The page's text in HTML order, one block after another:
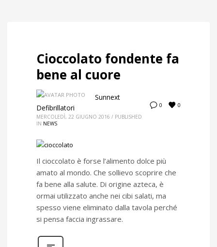
Cioccolato fondente fa
bene al cuore
0 0
Sunnext
Defibrillatori
MERCOLEDÌ, 22 GIUGNO 2016 / PUBLISHED
IN NEWS
Il cioccolato è forse l’alimento dolce più
amato al mondo. Che sollievo scoprire che
fa bene alla salute. Di origine azteca, è
ormai utilizzato anche nei cibi salati, ma
spesso viene eliminato dalla tavola perché
si pensa faccia ingrassare.